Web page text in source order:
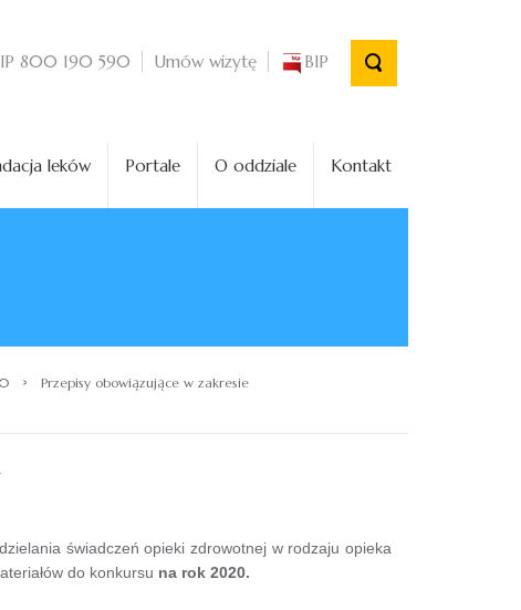
800 190 590 Umów wizytę BIP
leków Portale O oddziale Kontakt
›
Przepisy obowiązujące w zakresie
świadczeń opieki zdrowotnej w rodzaju opieka
do konkursu na rok 2020.